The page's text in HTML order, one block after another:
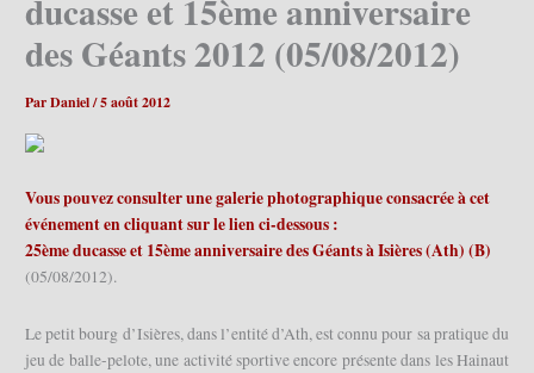
ducasse et 15ème anniversaire
des Géants 2012 (05/08/2012)
ParDaniel/5 août 2012
Vous pouvez consulter une galerie photographique consacrée à cet
événement en cliquant sur le lien ci-dessous :
25ème ducasse et 15ème anniversaire des Géants à Isières (Ath) (B)
(05/08/2012).
Le petit bourg d’Isières, dans l’entité d’Ath, est connu pour sa pratique du
jeu de balle-pelote, une activité sportive encore présente dans les Hainaut